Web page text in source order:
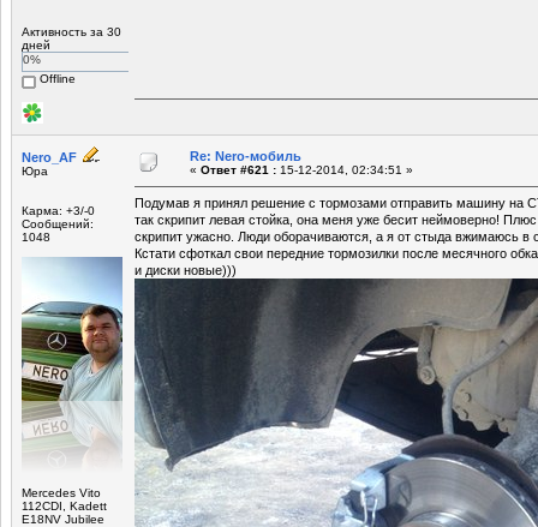
Активность за 30
дней
0%
Offline
Nero_AF
Юра
Карма: +3/-0
Сообщений:
1048
Mercedes Vito
112CDI, Kadett
E18NV Jubilee
Re: Nero-мобиль
« Ответ #621 : 15-12-2014, 02:34:51 »
Подумав я принял решение с тормозами отправить машину на
так скрипит левая стойка, она меня уже бесит неймоверно!
скрипит ужасно. Люди оборачиваются, а я от стыда вжимаюсь в
Кстати сфоткал свои передние тормозилки после месячного
и диски новые)))